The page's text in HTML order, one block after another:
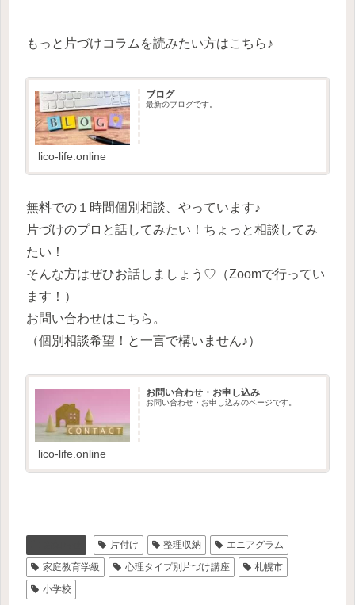
もっと片づけコラムを読みたい方はこちら♪
ブログ
最新のブログです。
lico-life.online
無料での１時間個別相談、やっています♪
片づけのプロと話してみたい！ちょっと相談してみ
たい！
そんな方はぜひお話しましょう♡（Zoomで行ってい
ます！）
お問い合わせはこちら。
（個別相談希望！と一言で構いません♪）
お問い合わせ・お申し込み
お問い合わせ・お申し込みのページです。
lico-life.online
片付け 整理収納
エニアグラム
家庭教育学級
心理タイプ別片づけ講座
札幌市
小学校